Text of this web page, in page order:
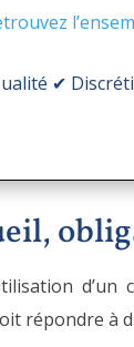
✔
répondre à